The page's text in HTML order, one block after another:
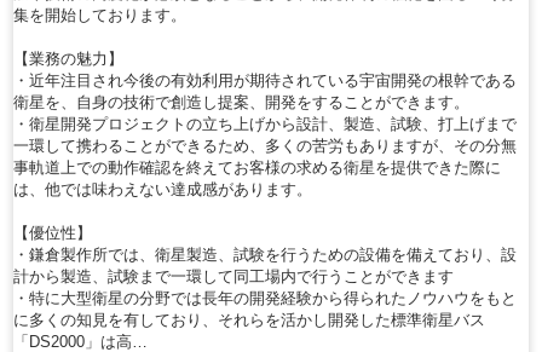
集を開始しております。
【業務の魅力】
・近年注目され今後の有効利用が期待されている宇宙開発の根幹である
衛星を、自身の技術で創造し提案、開発をすることができます。
・衛星開発プロジェクトの立ち上げから設計、製造、試験、打上げまで
一環して携わることができるため、多くの苦労もありますが、その分無
事軌道上での動作確認を終えてお客様の求める衛星を提供できた際に
は、他では味わえない達成感があります。
【優位性】
・鎌倉製作所では、衛星製造、試験を行うための設備を備えており、設
計から製造、試験まで一環して同工場内で行うことができます
・特に大型衛星の分野では長年の開発経験から得られたノウハウをもと
に多くの知見を有しており、それらを活かし開発した標準衛星バス
「DS2000」は高…